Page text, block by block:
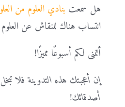
هل سمعت بنادي العلوم من
انتساب هناك للنقاش عن العلوم
أتمنى لكم أسبوعًا مميزًا!
إن أعجبتك هذه التدوينة فلا
أصدقائك!